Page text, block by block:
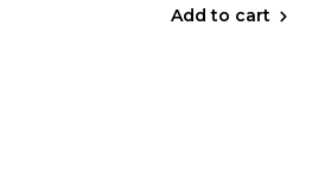
Add to cart